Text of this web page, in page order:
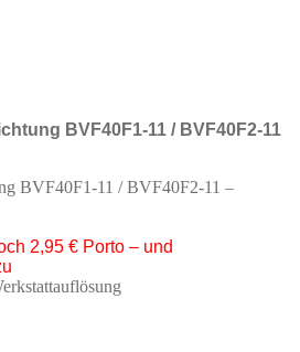
BVF40F1-11 / BVF40F2-11
BVF40F1-11 / BVF40F2-11 –
2,95 € Porto – und